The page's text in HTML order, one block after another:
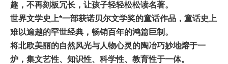
趣，不再刻板冗长，让孩子轻轻松松读名著。
世界文学史上*一部获诺贝尔文学奖的童话作品，童话史上
难以逾越的罕世经典，畅销百年的鸿篇巨制。
将北欧美丽的自然风光与人物心灵的陶冶巧妙地熔于一
炉，集文艺性、知识性、科学性、教育性于一体。